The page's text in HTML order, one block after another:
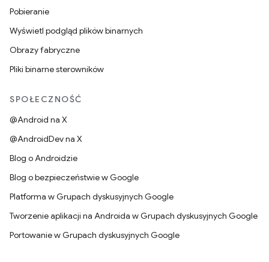
Pobieranie
Wyświetl podgląd plików binarnych
Obrazy fabryczne
Pliki binarne sterowników
SPOŁECZNOŚĆ
@Android na X
@AndroidDev na X
Blog o Androidzie
Blog o bezpieczeństwie w Google
Platforma w Grupach dyskusyjnych Google
Tworzenie aplikacji na Androida w Grupach dyskusyjnych Google
Portowanie w Grupach dyskusyjnych Google